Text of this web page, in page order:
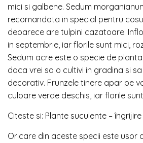
mici si galbene. Sedum
recomandata in special pentru
deoarece are tulpini cazatoare.
in septembrie, iar florile sunt mici,
Sedum acre este o specie de
daca vrei sa o cultivi in gradina si
decorativ. Frunzele tinere apar pe
culoare verde deschis, iar florile
Citeste si: Plante suculente – îngrijire
Oricare din aceste specii este usor